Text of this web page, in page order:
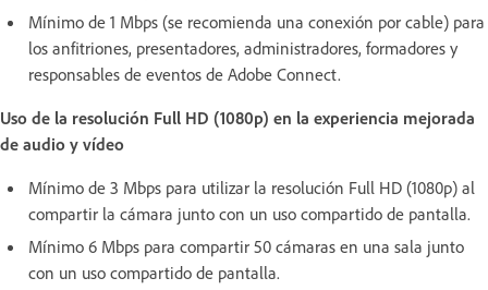
Mínimo de 1 Mbps (se recomienda una conexión por cable) para
los anfitriones, presentadores, administradores, formadores y
responsables de eventos de Adobe Connect.
Uso de la resolución Full HD (1080p) en la experiencia mejorada
de audio y vídeo
Mínimo de 3 Mbps para utilizar la resolución Full HD (1080p) al
compartir la cámara junto con un uso compartido de pantalla.
Mínimo 6 Mbps para compartir 50 cámaras en una sala junto
con un uso compartido de pantalla.